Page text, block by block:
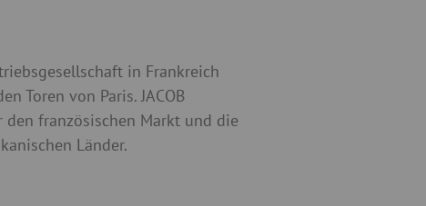
in Frankreich
Toren von Paris. JACOB
den französischen Markt und die
Länder.